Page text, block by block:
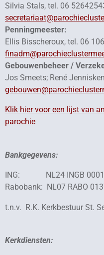
Silvia Stals, tel. 06
Penningmeester:
Ellis Bisscheroux, tel. 06
Gebouwenbeheer /
Jos Smeets; René
Klik hier voor een lijst van
parochie
Bankgegevens:
ING: NL24 INGB 0001
Rabobank: NL07 RABO
t.n.v. R.K. Kerkbestuur St.
Kerkdiensten: